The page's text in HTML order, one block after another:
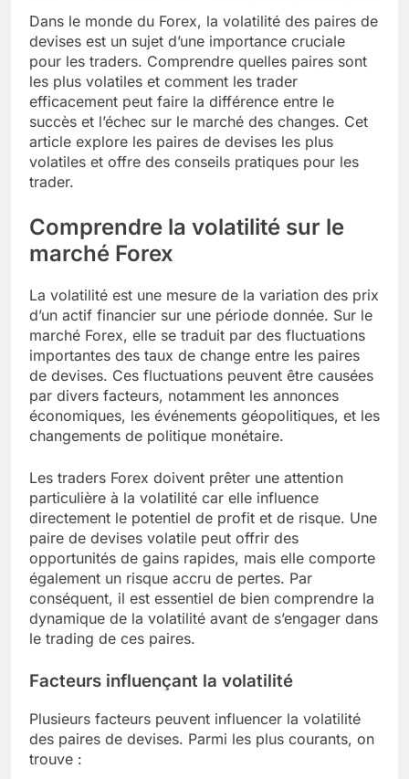
Dans le monde du Forex, la volatilité des paires de
devises est un sujet d’une importance cruciale
pour les traders. Comprendre quelles paires sont
les plus volatiles et comment les trader
efficacement peut faire la différence entre le
succès et l’échec sur le marché des changes. Cet
article explore les paires de devises les plus
volatiles et offre des conseils pratiques pour les
trader.
Comprendre la volatilité sur le
marché Forex
La volatilité est une mesure de la variation des prix
d’un actif financier sur une période donnée. Sur le
marché Forex, elle se traduit par des fluctuations
importantes des taux de change entre les paires
de devises. Ces fluctuations peuvent être causées
par divers facteurs, notamment les annonces
économiques, les événements géopolitiques, et les
changements de politique monétaire.
Les traders Forex doivent prêter une attention
particulière à la volatilité car elle influence
directement le potentiel de profit et de risque. Une
paire de devises volatile peut offrir des
opportunités de gains rapides, mais elle comporte
également un risque accru de pertes. Par
conséquent, il est essentiel de bien comprendre la
dynamique de la volatilité avant de s’engager dans
le trading de ces paires.
Facteurs influençant la volatilité
Plusieurs facteurs peuvent influencer la volatilité
des paires de devises. Parmi les plus courants, on
trouve :